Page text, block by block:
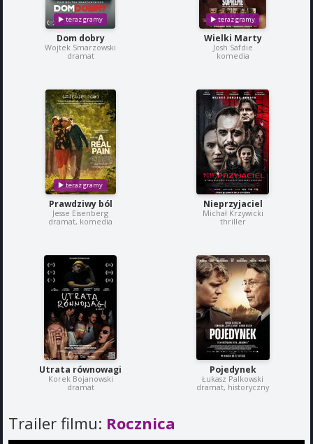
Dom dobry
Wojtek Smarzowski
dramat
Wielki Marty
Josh Safdie
komedia
Prawdziwy ból
Jesse Eisenberg
dramat, komedia
Nieprzyjaciel
Michał Krzywicki
thriller
Utrata równowagi
Korek Bojanowski
dramat
Pojedynek
Łukasz Palkowski
dramat, historyczny
Trailer filmu: Rocznica